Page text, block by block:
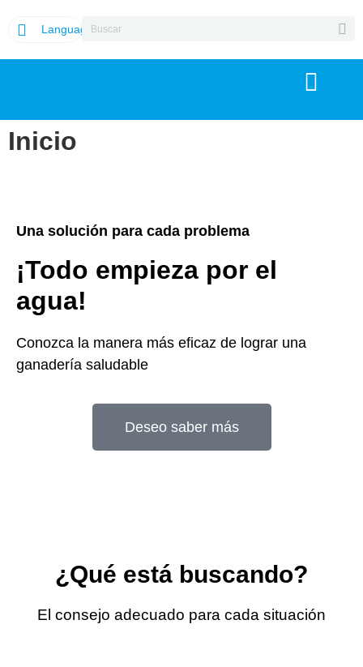
Language
Inicio
Una solución para cada problema
¡Todo empieza por el
agua!
Conozca la manera más eficaz de lograr una
ganadería saludable
Deseo saber más
¿Qué está buscando?
El consejo adecuado para cada situación